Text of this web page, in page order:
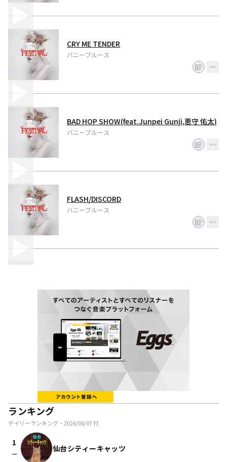
CRY ME TENDER
バニーブルース
BAD HOP SHOW(feat.Junpei Gunji,恵守 佑太)
バニーブルース
FLASH/DISCORD
バニーブルース
ランキング
デイリーランキング・ 2026/08/07付
1
check_indeterminate_small 仙台シティーキャッツ